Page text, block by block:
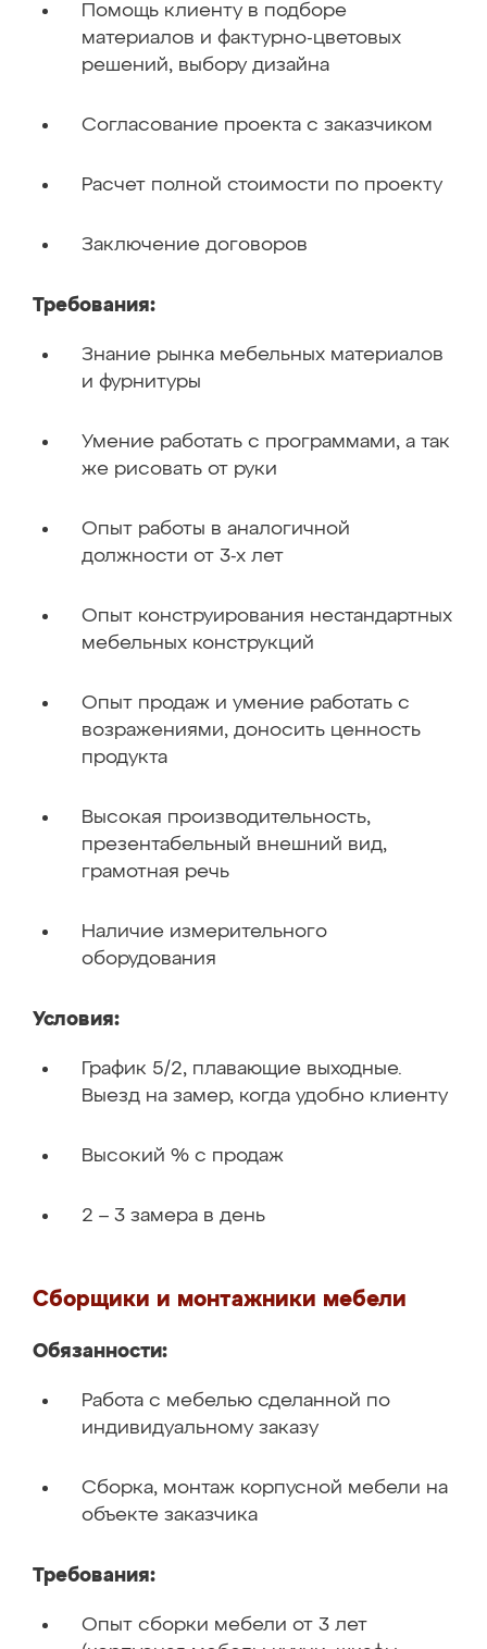
Помощь клиенту в подборе
материалов и фактурно-цветовых
решений, выбору дизайна
Согласование проекта с заказчиком
Расчет полной стоимости по проекту
Заключение договоров
Требования:
Знание рынка мебельных материалов
и фурнитуры
Умение работать с программами, а так
же рисовать от руки
Опыт работы в аналогичной
должности от 3-х лет
Опыт конструирования нестандартных
мебельных конструкций
Опыт продаж и умение работать с
возражениями, доносить ценность
продукта
Высокая производительность,
презентабельный внешний вид,
грамотная речь
Наличие измерительного
оборудования
Условия:
График 5/2, плавающие выходные.
Выезд на замер, когда удобно клиенту
Высокий % с продаж
2 – 3 замера в день
Сборщики и монтажники мебели
Обязанности:
Работа с мебелью сделанной по
индивидуальному заказу
Сборка, монтаж корпусной мебели на
объекте заказчика
Требования:
Опыт сборки мебели от 3 лет